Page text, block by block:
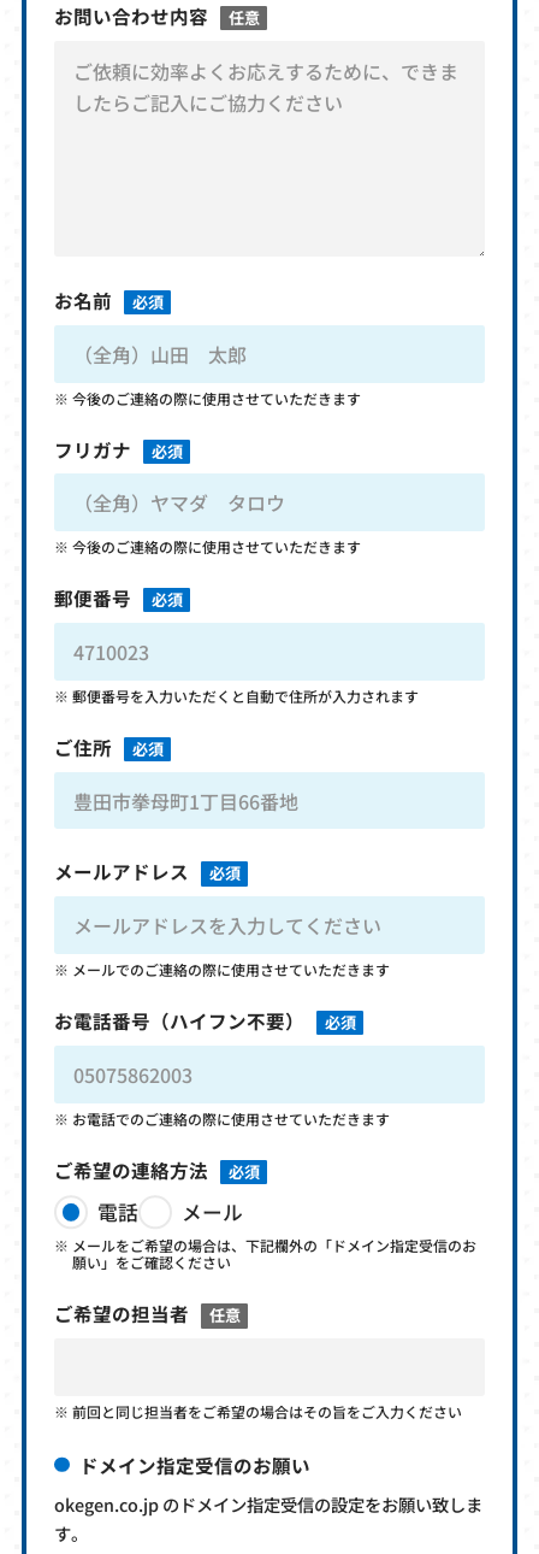
お問い合わせ内容 任意
お名前 必須
今後のご連絡の際に使用させていただきます
フリガナ 必須
今後のご連絡の際に使用させていただきます
郵便番号 必須
郵便番号を入力いただくと自動で住所が入力されます
ご住所 必須
メールアドレス 必須
メールでのご連絡の際に使用させていただきます
お電話番号 （ハイフン不要） 必須
お電話でのご連絡の際に使用させていただきます
ご希望の連絡方法 必須
電話 メール
メールをご希望の場合は、下記欄外の「ドメイン指定受信のお
願い」をご確認ください
ご希望の担当者 任意
前回と同じ担当者をご希望の場合はその旨をご入力ください
ドメイン指定受信のお願い
okegen.co.jp のドメイン指定受信の設定をお願い致しま
す。